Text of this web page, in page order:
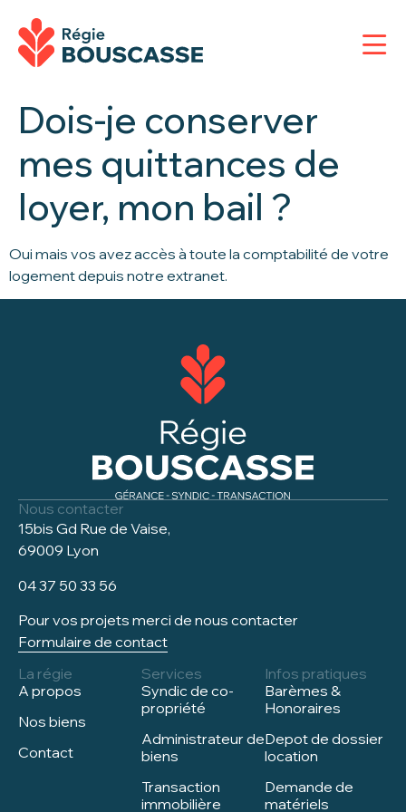
Dois-je conserver
mes quittances de
loyer, mon bail ?
Oui mais vos avez accès à toute la comptabilité de votre
logement depuis notre extranet.
Nous contacter
15bis Gd Rue de Vaise,
69009 Lyon
04 37 50 33 56
Pour vos projets merci de nous contacter
Formulaire de contact
La régie
A propos
Nos biens
Contact
Services
Syndic de co-
propriété
Administrateur de
biens
Transaction
immobilière
Infos pratiques
Barèmes &
Honoraires
Depot de dossier
location
Demande de
matériels